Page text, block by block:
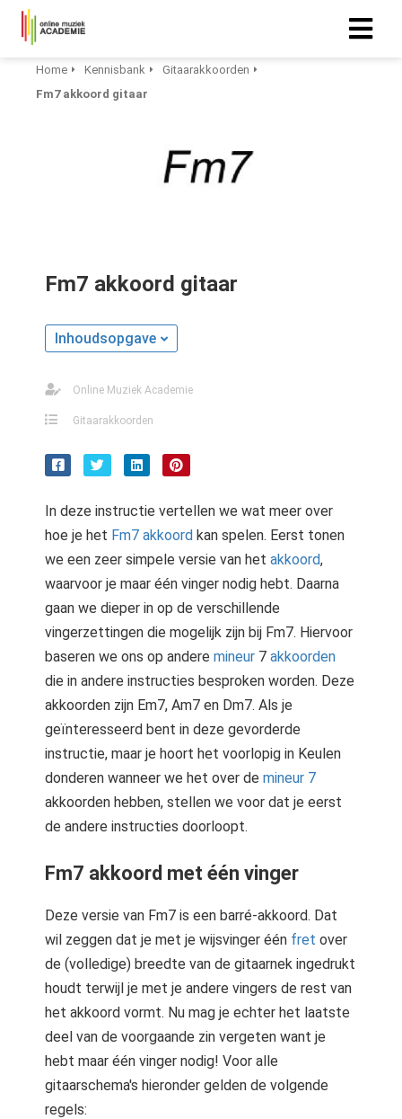
Home Kennisbank
Gitaarakkoorden
Fm7 akkoord gitaar
Fm7 akkoord gitaar
Inhoudsopgave
Online Muziek Academie
Gitaarakkoorden
In deze instructie vertellen we wat meer over
hoe je het Fm7 akkoord kan spelen. Eerst tonen
we een zeer simpele versie van het akkoord,
waarvoor je maar één vinger nodig hebt. Daarna
gaan we dieper in op de verschillende
vingerzettingen die mogelijk zijn bij Fm7. Hiervoor
baseren we ons op andere mineur 7 akkoorden
die in andere instructies besproken worden. Deze
akkoorden zijn Em7, Am7 en Dm7. Als je
geïnteresseerd bent in deze gevorderde
instructie, maar je hoort het voorlopig in Keulen
donderen wanneer we het over de mineur 7
akkoorden hebben, stellen we voor dat je eerst
de andere instructies doorloopt.
Fm7 akkoord met één vinger
Deze versie van Fm7 is een barré-akkoord. Dat
wil zeggen dat je met je wijsvinger één fret over
de (volledige) breedte van de gitaarnek ingedrukt
houdt terwijl je met je andere vingers de rest van
het akkoord vormt. Nu mag je echter het laatste
deel van de voorgaande zin vergeten want je
hebt maar één vinger nodig! Voor alle
gitaarschema's hieronder gelden de volgende
regels: